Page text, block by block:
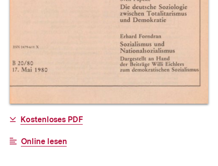
Allgemeine
Informationen
Download-
Kostenloses PDF
Interner
Online lesen